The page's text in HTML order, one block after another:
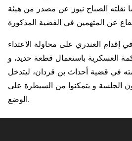
، وفقا لما نقلته الصباح نيوز عن مصدر من هيئة
إقدام الغندري على محاولة الاعتداء
العسكرية باستعمال قطعة حديد، و
في قضية أحداث بن قردان، ليتدخل
الجلسة و يتمكنوا من السيطرة على
الوضع.